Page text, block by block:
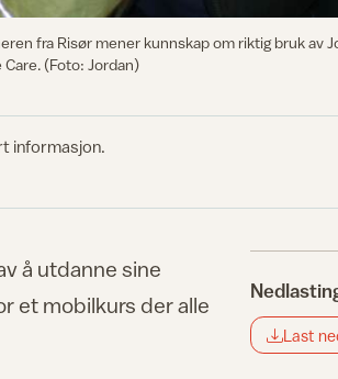
fra Risør mener kunnskap om riktig bruk av
(Foto: Jordan)
informasjon.
å utdanne sine
et mobilkurs der alle
Last